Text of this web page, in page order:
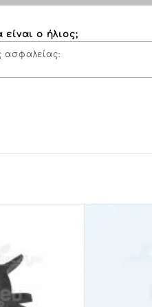
ασφαλείας:
ο ήλιος;